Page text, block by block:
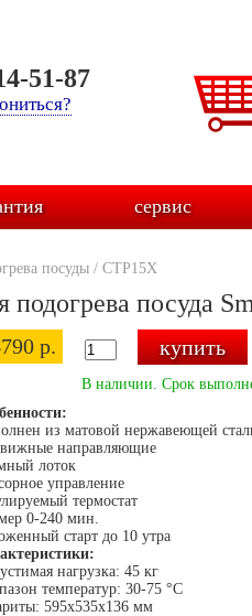
51-87
сервис
посуды / CTP15X
посуда
р.
В наличии. Срок
из матовой нержавеющей
направляющие
лоток
управление
термостат
0-240 мин.
старт до 10 утра
нагрузка: 45 кг
температур: 30-75 °С
595х535х136 мм